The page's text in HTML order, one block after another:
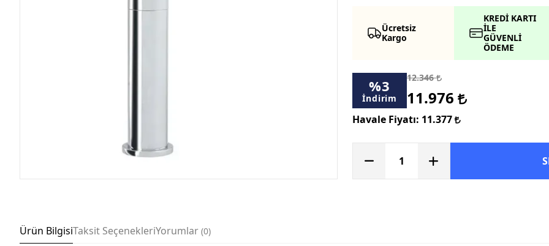
Ücretsiz
Kargo
KREDİ KARTI
İLE
GÜVENLİ
ÖDEME
%3
İndirim
12.346
11.976
Havale Fiyatı: 11.377
Ürün BilgisiTaksit SeçenekleriYorumlar 0